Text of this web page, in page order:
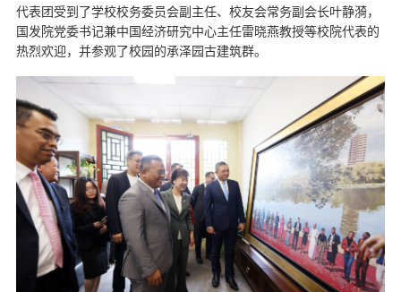
代表团受到了学校校务委员会副主任、校友会常务副会长叶静漪，
国发院党委书记兼中国经济研究中心主任雷晓燕教授等校院代表的
热烈欢迎，并参观了校园的承泽园古建筑群。